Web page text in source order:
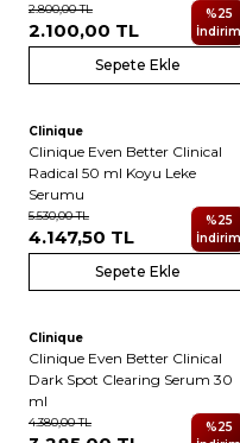
2.800,00TL
2.100,00 TL
%25
İndirim
Sepete Ekle
Clinique
Clinique Even Better Clinical
Radical 50 ml Koyu Leke
Serumu
5.530,00TL
4.147,50 TL
%25
İndirim
Sepete Ekle
Yeni
Clinique
Clinique Even Better Clinical
Dark Spot Clearing Serum 30
ml
4.380,00TL %25